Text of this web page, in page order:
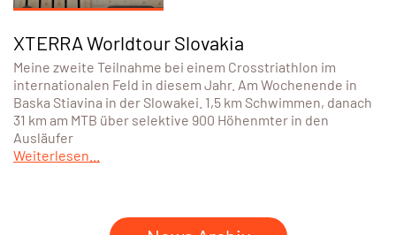
XTERRA Worldtour Slovakia
Meine zweite Teilnahme bei einem Crosstriathlon im
internationalen Feld in diesem Jahr. Am Wochenende in
Baska Stiavina in der Slowakei. 1,5 km Schwimmen, danach
31 km am MTB über selektive 900 Höhenmter in den
Ausläufer
Weiterlesen...